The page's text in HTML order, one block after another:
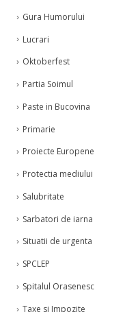
Gura Humorului
Lucrari
Oktoberfest
Partia Soimul
Paste in Bucovina
Primarie
Proiecte Europene
Protectia mediului
Salubritate
Sarbatori de iarna
Situatii de urgenta
SPCLEP
Spitalul Orasenesc
Taxe si Impozite